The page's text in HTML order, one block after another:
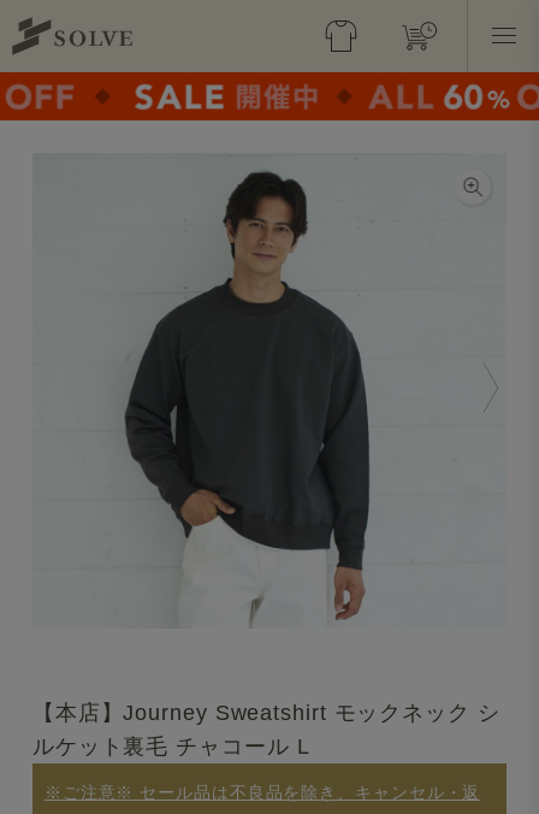
【本店】Journey Sweatshirt モックネック シ
ルケット裏毛 チャコール L
※ご注意※ セール品は不良品を除き、キャンセル・返